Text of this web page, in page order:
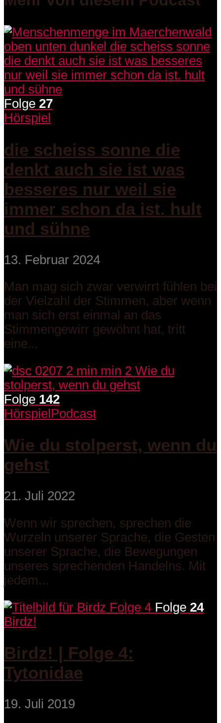
Folge 27
Hörspiel
die scheiss sonne die
denkt auch sie ist was
besseres nur weil sie
immer schon da ist. hult
und sühne
13. Februar 2024
Man mag sich zwar verwirrt fühlen bei
der Vielzahl der Stimmen, aber wenn
man sich erst einmal an das
Stimmengewirr gewöhnt hat, tritt
eine...
Folge 142
Hörspiel Podcast
Wie du stolperst, wenn du
gehst
21. Juli 2022
Wenn wir sprechen, sprechen die
Wurzeln unserer Sprache, die Gesten
unserer Sprache, die Bewegungen
unseres sprechenden Handelns. Mit
jedem...
Folge 24
Birdz!
Birdz! | Folge 4:
Tytonidae
19. Juli 2019